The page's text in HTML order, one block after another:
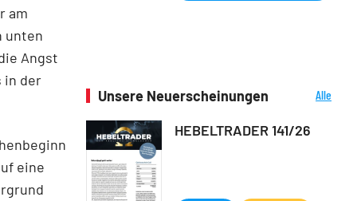
am
unten
Angst
in der
eine
Unsere Neuerscheinungen
Alle
HEBELTRADER 141/26